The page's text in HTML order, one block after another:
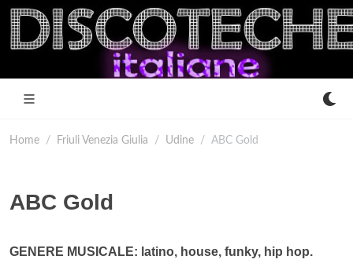
Home Friuli Venezia Giulia Udine ABC Gold
ABC Gold
GENERE MUSICALE: latino, house, funky, hip hop.